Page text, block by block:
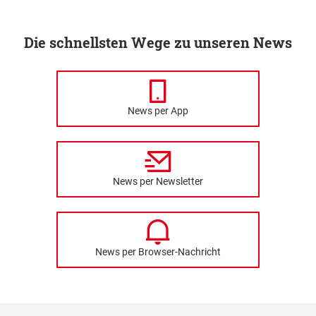
Die schnellsten Wege zu unseren News
News per App
News per Newsletter
News per Browser-Nachricht